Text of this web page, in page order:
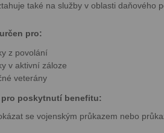
také na služby v oblasti
pro:
z povolání
v aktivní záloze
veterány
pro poskytnutí benefitu:
se vojenským průkazem nebo